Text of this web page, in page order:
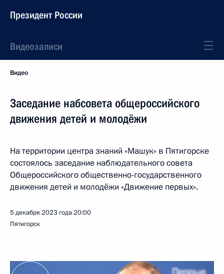
Президент России
Видеозаписи
Видео
Заседание набсовета общероссийского
движения детей и молодёжи
На территории центра знаний «Машук» в Пятигорске
состоялось заседание наблюдательного совета
Общероссийского общественно-государственного
движения детей и молодёжи «Движение первых».
5 декабря 2023 года20:00
Пятигорск